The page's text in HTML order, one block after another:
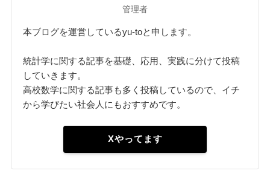
管理者
本ブログを運営しているyu-toと申します。
統計学に関する記事を基礎、応用、実践に分けて投稿
していきます。
高校数学に関する記事も多く投稿しているので、イチ
から学びたい社会人にもおすすめです。
Xやってます